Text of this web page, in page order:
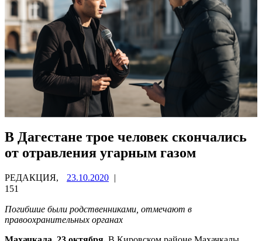
В Дагестане трое человек скончались
от отравления угарным газом
РЕДАКЦИЯ, 23.10.2020 |
151
Погибшие были родственниками, отмечают в
правоохранительных органах